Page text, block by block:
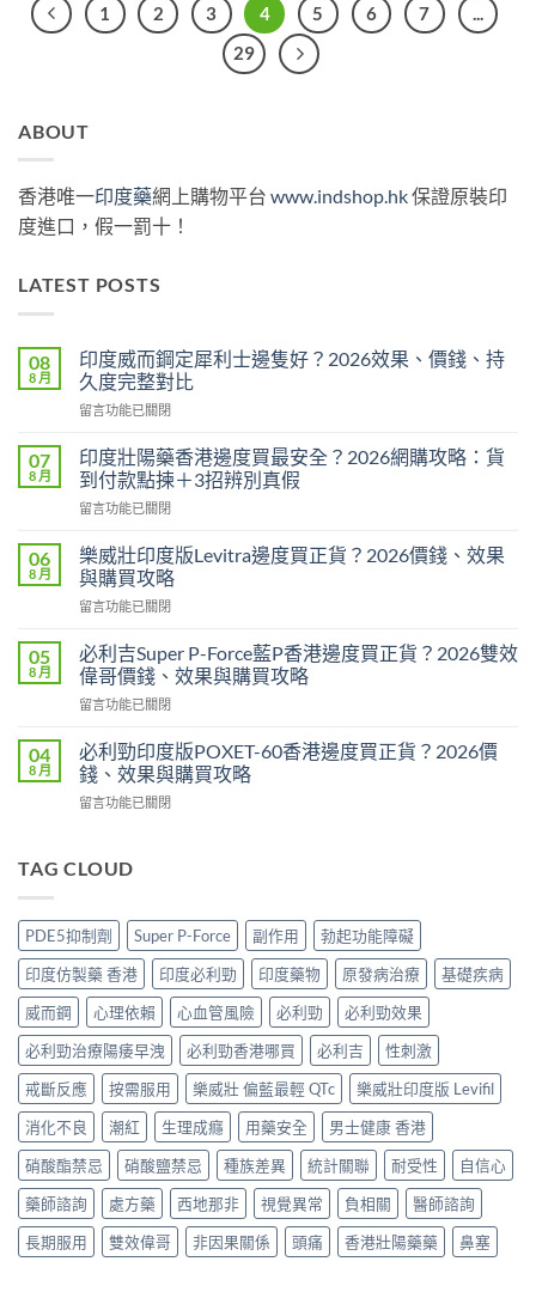
1 2 3 4 5 6 7
29
ABOUT
香港唯一印度藥網上購物平台 www.indshop.hk保證原裝印
度進口，假一罰十！
LATEST POSTS
08
8 月
印度威而鋼定犀利士邊隻好？2026效果、價錢、持
久度完整對比
在
度
威
而
鋼
犀
利
士
邊
好？
2026
果、
錢、
持
久
對
中
留言功能已關閉
07
8 月
印度壯陽藥香港邊度買最安全？2026網購攻略：貨
到付款點揀＋3招辨別真假
在
度
壯
陽
藥
港
邊
度
買
安
全？
網
略：
付
款
點
揀
3
招
辨
別
真
假〉
中
留言功能已關閉
06
8 月
樂威壯印度版Levitra邊度買正貨？2026價錢、效果
與購買攻略
在
威
壯
印
度
Levitra
邊
度
買
2026
效
果
與
購
攻
略〉
中
留言功能已關閉
05
8 月
必利吉Super P-Force藍P香港邊度買正貨？2026雙效
偉哥價錢、效果與購買攻略
在
利
吉
Super
P-
P
邊
度
買
正
貨？
2026
雙
效
偉
哥
價
錢、
效
果
與
購
買
留言功能已關閉
04
8 月
必利勁印度版POXET-60香港邊度買正貨？2026價
錢、效果與購買攻略
在
勁
版
POXET-
60
香
港
邊
度
買
正
貨？
2026
價
錢、
效
果
與
購
留言功能已關閉
TAG CLOUD
PDE5抑制劑 Super P-Force 副作用
勃起功能障礙
印度仿製藥 香港
印度必利勁 印度藥物 原發病治療
基礎疾病
威而鋼
心理依賴 心血管風險 必利勁
必利勁效果
必利勁治療陽痿早洩
必利勁香港哪買 必利吉
性刺激
戒斷反應
按需服用 樂威壯 偏藍最輕 QTc
樂威壯印度版 Levifil
消化不良
潮紅 生理成癮 用藥安全
男士健康 香港
硝酸酯禁忌
硝酸鹽禁忌 種族差異 統計關聯 耐受性
自信心
藥師諮詢
處方藥 西地那非 視覺異常 負相關
醫師諮詢
長期服用
雙效偉哥 非因果關係 頭痛 香港壯陽藥藥 鼻塞